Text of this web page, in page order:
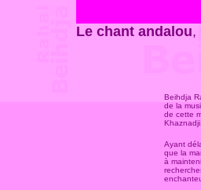
Le chant andalou,
Beihdja
de la
de cette
Khaznadji.
Ayant
que la
à